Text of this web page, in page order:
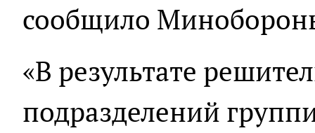
сообщило
«В результате
подразделений